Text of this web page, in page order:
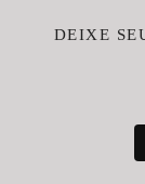
DEIXE